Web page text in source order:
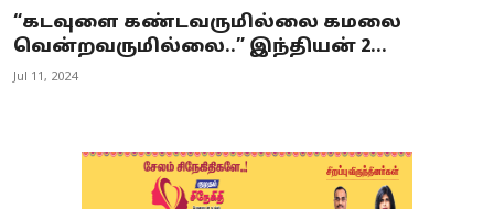
“கடவுளை கண்டவருமில்லை கமலை
வென்றவருமில்லை..” இந்தியன் 2...
Jul 11, 2024